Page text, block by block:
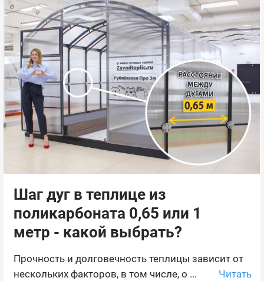
Шаг дуг в теплице из
поликарбоната 0,65 или 1
метр - какой выбрать?
Прочность и долговечность теплицы зависит от
нескольких факторов, в том числе, о ...
Читать